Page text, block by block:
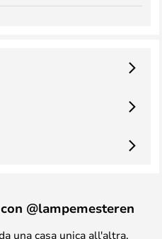
@lampemesteren
una casa unica all'altra.